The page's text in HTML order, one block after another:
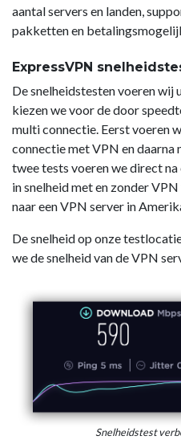
aantal servers en landen,
pakketten en
ExpressVPN
De snelheidstesten voeren
kiezen we voor de door
multi connectie. Eerst voeren
connectie met VPN en daarna
twee tests voeren we direct
in snelheid met en zonder
naar een VPN server in
De snelheid op onze
we de snelheid van de VPN
Snelheidstest